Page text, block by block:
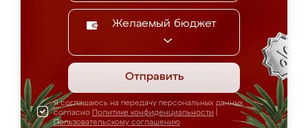
Желаемый бюджет
Отправить
Я соглашаюсь на передачу персональных данных
согласно Политике конфиденциальности
Пользовательскому соглашению